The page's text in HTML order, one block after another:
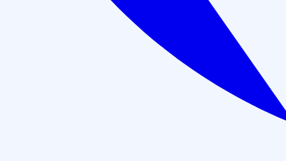
Внесем диплом в ФИС ФРДО в течении 3 дней